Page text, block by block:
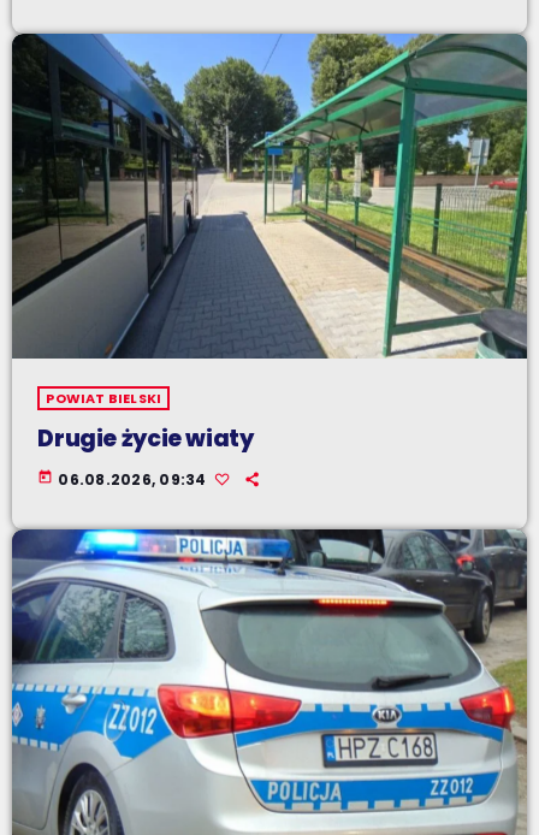
POWIAT BIELSKI
Drugie życie wiaty
today 06.08.2026, 09:34